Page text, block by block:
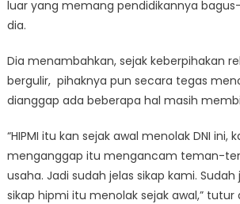
luar yang memang pendidikannya
dia.
Dia menambahkan, sejak keberpihakan
bergulir, pihaknya pun secara tegas
dianggap ada beberapa hal masih
“HIPMI itu kan sejak awal menolak DNI ini,
menganggap itu mengancam teman-
usaha. Jadi sudah jelas sikap kami. Sudah
sikap hipmi itu menolak sejak awal,” tutur